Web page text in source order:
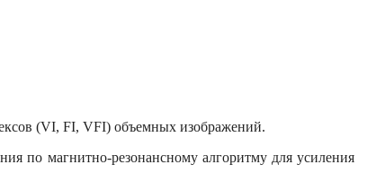
(VI, FI, VFI) объемных изображений.
по магнитно-резонансному алгоритму для усиления